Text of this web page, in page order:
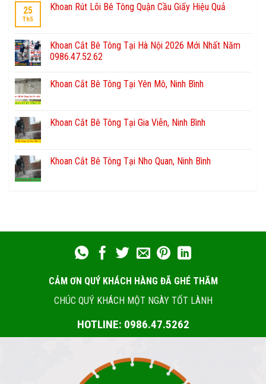
25
Th5
Khoan Rút Lõi Bê Tông Quận Cầu Giấy Hiệu Quả
Khoan Cắt Bê Tông Tại Hà Nội 2026 Mới Nhất Năm
0986.47.52.62
Khoan Cắt Bê Tông Tại Yên Mô, Ninh Bình
Khoan Cắt Bê Tông Tại Gia Viễn, Ninh Bình
Khoan Cắt Bê Tông Tại Nho Quan, Ninh Bình
CẢM ƠN QUÝ KHÁCH HÀNG ĐÃ GHÉ THĂM
CHÚC QUÝ KHÁCH MỘT NGÀY TỐT LÀNH
HOTLINE: 0986.47.5262